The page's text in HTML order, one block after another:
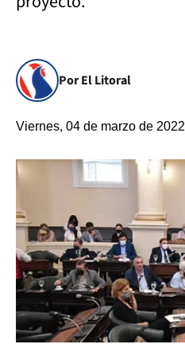
Por El Litoral
Viernes, 04 de marzo de